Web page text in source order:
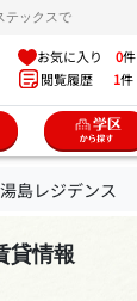
テックスで
お気に入り 0件
閲覧履歴 1件
湯島レジデンス
貸情報